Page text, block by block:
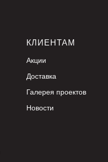
КЛИЕНТАМ
Акции
Доставка
Галерея проектов
Новости